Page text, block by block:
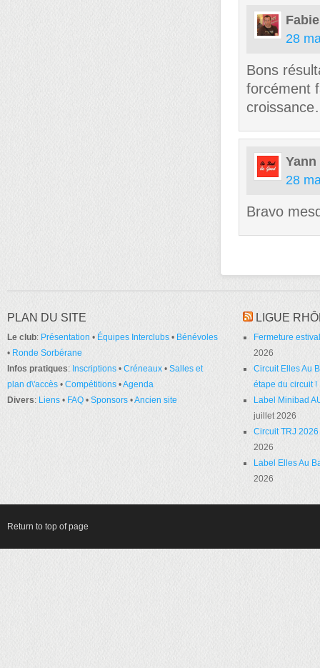
28
Bons
forcément
Yann
28
Bravo
PLAN DU SITE
Le club: Présentation • Équipes Interclubs • Bénévoles
• Ronde Sorbérane
Infos pratiques: Inscriptions • Créneaux • Salles et
plan d\'accès • Compétitions •Agenda
Divers: Liens • FAQ • Sponsors •Ancien site
LIGUE
Fermeture
2026
Circuit Elles Au
étape du circuit !
Label Minibad
juillet 2026
Circuit TRJ
2026
Label Elles Au
2026
Return to top of page